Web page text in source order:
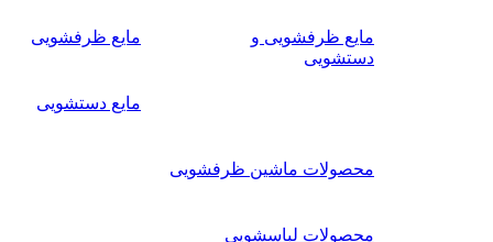
مایع ظرفشویی و
دستشویی
مایع ظرفشویی
مایع دستشویی
محصولات ماشین ظرفشویی
محصولات لباسشویی